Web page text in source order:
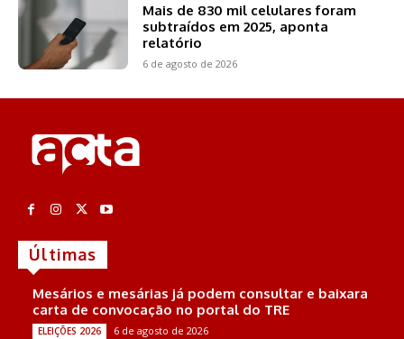
Mais de 830 mil celulares foram
subtraídos em 2025, aponta
relatório
6 de agosto de 2026
Últimas
Mesários e mesárias já podem consultar e baixara
carta de convocação no portal do TRE
ELEIÇÕES 2026 6 de agosto de 2026